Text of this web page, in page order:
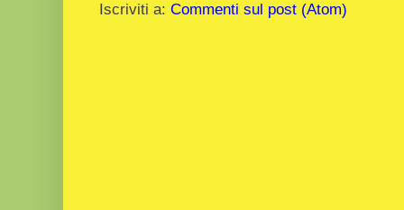
Iscriviti a: Commenti sul post (Atom)